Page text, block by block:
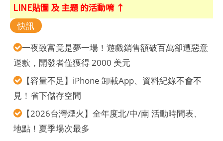
LINE貼圖 及 主題 的活動唷 ↑
快訊
一夜致富竟是夢一場！遊戲銷售額破百萬卻遭惡意
退款，開發者僅獲得 2000 美元
【容量不足】iPhone 卸載App、資料紀錄不會不
見！省下儲存空間
【2026台灣煙火】全年度北/中/南 活動時間表、
地點！夏季場次最多